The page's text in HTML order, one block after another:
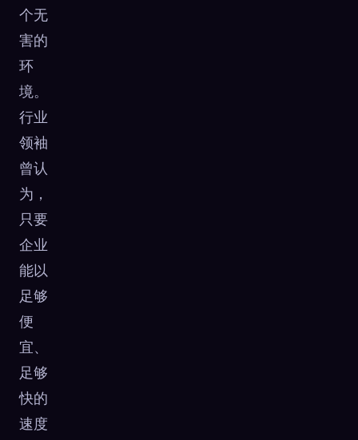
个无
害的
环
境。
行业
领袖
曾认
为，
只要
企业
能以
足够
便
宜、
足够
快的
速度